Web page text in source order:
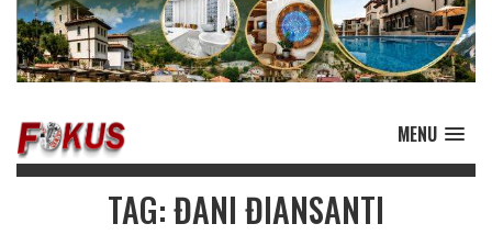
MENU
TAG: ĐANI ĐIANSANTI